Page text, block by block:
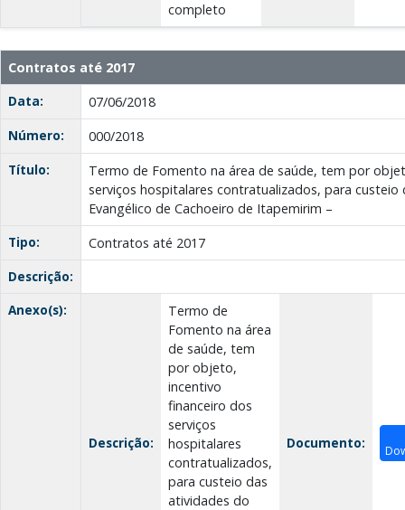
completo
Contratos até 2017
Data:
07/06/2018
Número:
000/2018
Título:
Termo de Fomento na área de saúde, tem por
serviços hospitalares contratualizados, para
Evangélico de Cachoeiro de Itapemirim –
Tipo:
Contratos até 2017
Descrição:
Anexo(s):
Descrição:
Termo de
Fomento na área
de saúde, tem
por objeto,
incentivo
financeiro dos
serviços
hospitalares
contratualizados,
para custeio das
atividades do
Documento: